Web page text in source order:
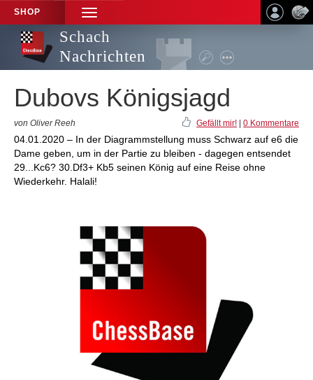
SHOP
TOGGLE
NAVIGATION
Schach
Nachrichten
Dubovs Königsjagd
von Oliver Reeh Gefällt mir! 0 Kommentare
04.01.2020 – In der Diagrammstellung muss Schwarz auf e6 die
Dame geben, um in der Partie zu bleiben - dagegen entsendet
29...Kc6? 30.Df3+ Kb5 seinen König auf eine Reise ohne
Wiederkehr. Halali!